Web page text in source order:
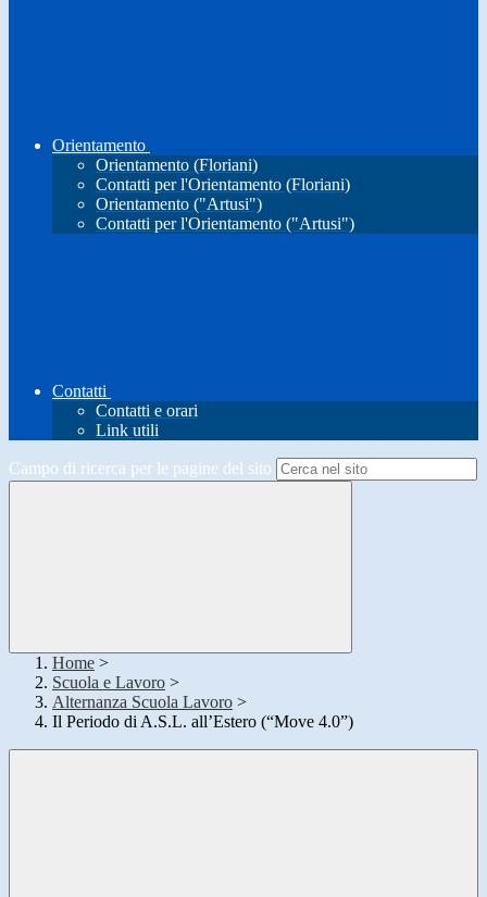
Orientamento
Orientamento (Floriani)
Contatti per l'Orientamento (Floriani)
Orientamento ("Artusi")
Contatti per l'Orientamento ("Artusi")
Contatti
Contatti e orari
Link utili
Campo di ricerca per le pagine del sito
Home >
Scuola e Lavoro >
Alternanza Scuola Lavoro >
Il Periodo di A.S.L. all’Estero (“Move 4.0”)